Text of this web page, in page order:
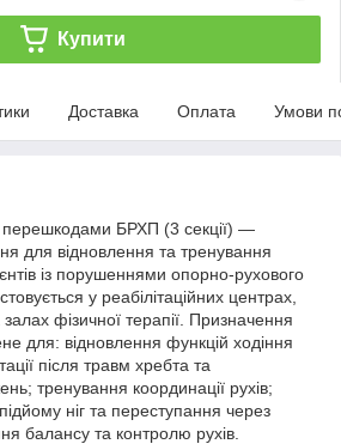
Купити
Доставка Оплата Умови
перешкодами БРХП (3 секції) —
для відновлення та тренування
із порушеннями опорно-рухового
у реабілітаційних центрах,
фізичної терапії. Призначення
для: відновлення функцій ходіння
після травм хребта та
тренування координації рухів;
ніг та переступання через
балансу та контролю рухів.